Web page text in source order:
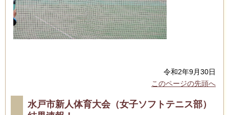
令和2年9月30日
このページの先頭へ
水戸市新人体育大会（女子ソフトテニス部）